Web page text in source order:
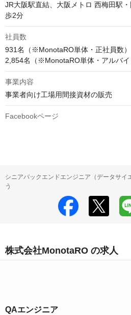
JR大阪駅直結、大阪メトロ 西梅田駅
歩2分
社員数
931名（※MonotaRO単体・正社員数）
事業内容
事業者向け工場用間接資材の販売
Facebookページ
シニアバックエンドエンジニア（データサイ
う
株式会社MonotaRO の求人
QAエンジニア